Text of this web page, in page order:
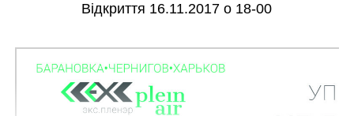
Відкриття 16.11.2017 о 18-00